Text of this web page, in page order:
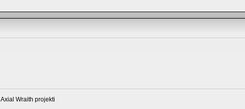
Wraith projekti